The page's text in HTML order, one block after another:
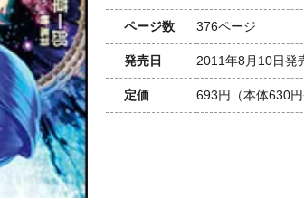
ページ数 376ページ
発売日 2011年8月10日発
定価 693円 （本体630円